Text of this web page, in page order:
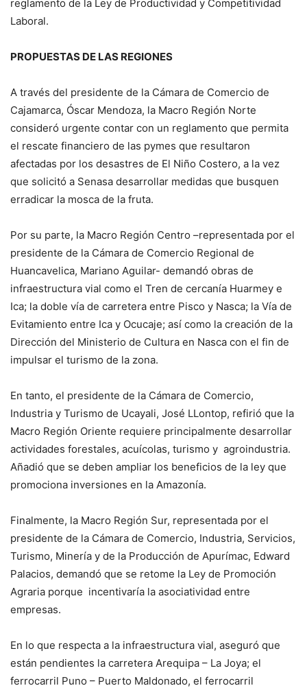
reglamento de la Ley de Productividad y Competitividad
Laboral.
PROPUESTAS DE LAS REGIONES
A través del presidente de la Cámara de Comercio de
Cajamarca, Óscar Mendoza, la Macro Región Norte
consideró urgente contar con un reglamento que permita
el rescate financiero de las pymes que resultaron
afectadas por los desastres de El Niño Costero, a la vez
que solicitó a Senasa desarrollar medidas que busquen
erradicar la mosca de la fruta.
Por su parte, la Macro Región Centro –representada por el
presidente de la Cámara de Comercio Regional de
Huancavelica, Mariano Aguilar- demandó obras de
infraestructura vial como el Tren de cercanía Huarmey e
Ica; la doble vía de carretera entre Pisco y Nasca; la Vía de
Evitamiento entre Ica y Ocucaje; así como la creación de la
Dirección del Ministerio de Cultura en Nasca con el fin de
impulsar el turismo de la zona.
En tanto, el presidente de la Cámara de Comercio,
Industria y Turismo de Ucayali, José LLontop, refirió que la
Macro Región Oriente requiere principalmente desarrollar
actividades forestales, acuícolas, turismo y agroindustria.
Añadió que se deben ampliar los beneficios de la ley que
promociona inversiones en la Amazonía.
Finalmente, la Macro Región Sur, representada por el
presidente de la Cámara de Comercio, Industria, Servicios,
Turismo, Minería y de la Producción de Apurímac, Edward
Palacios, demandó que se retome la Ley de Promoción
Agraria porque incentivaría la asociatividad entre
empresas.
En lo que respecta a la infraestructura vial, aseguró que
están pendientes la carretera Arequipa – La Joya; el
ferrocarril Puno – Puerto Maldonado, el ferrocarril